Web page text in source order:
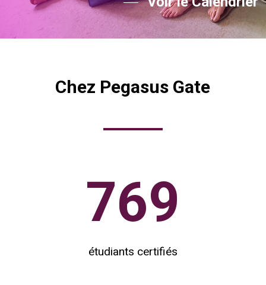
Chez Pegasus Gate
769
étudiants certifiés